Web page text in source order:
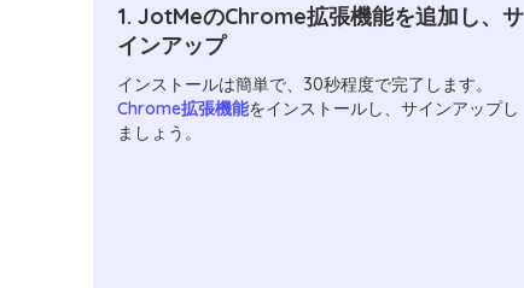
1. JotMeのChrome拡張機能を追加し、サ
インアップ
インストールは簡単で、30秒程度で完了します。
Chrome拡張機能をインストールし、サインアップし
ましょう。